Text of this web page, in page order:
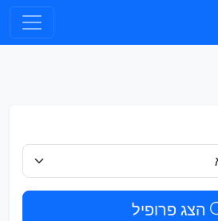
הצג פרופיל